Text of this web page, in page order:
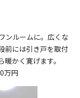
ンルームに。広くな
前には引き戸を取付
かく寛げます。
万円